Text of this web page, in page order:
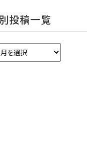
投稿一覧